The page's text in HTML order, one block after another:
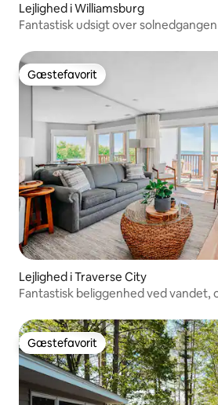
Lejlighed i Williamsburg
Fantastisk udsigt over
Gæstefavorit
Gæstefavorit
Lejlighed i Traverse City
Fantastisk beliggenhed ved vandet,
Gæstefavorit
Gæstefavorit